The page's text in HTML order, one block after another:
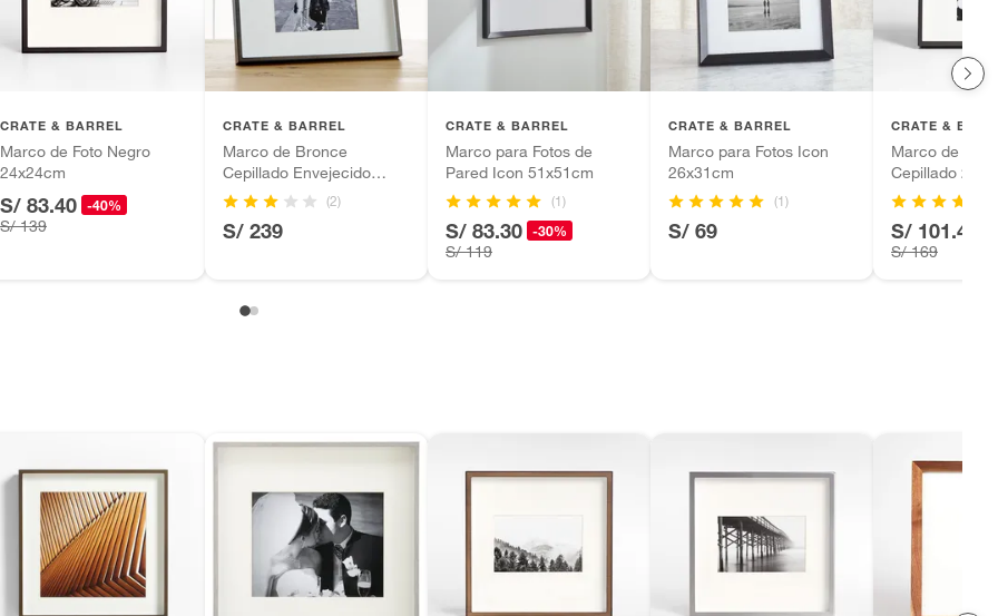
productos para asfalto.
tecnología, línea blanca, colchones, muebles,
suplementos alimenticios, vitaminas.
CRATE & BARREL
Marco de Foto Negro
24x24cm
S/ 83.40 -40%
S/ 139
CRATE & BARREL
Marco de Bronce
Cepillado Envejecido
38x38cm
(2)
S/ 239
CRATE & BARREL
Marco para Fotos de
Pared Icon 51x51cm
(1)
S/ 83.30 -30%
S/ 119
CRATE & BARREL
Marco para Fotos Icon
26x31cm
(1)
S/ 69
CRATE &
Marco de
Cepillado
S/ 101.40
S/ 169